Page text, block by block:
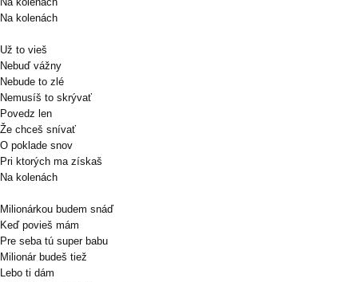
Na kolenách
Už to vieš
Nebuď vážny
Nebude to zlé
Nemusíš to skrývať
Povedz len
Že chceš snívať
O poklade snov
Pri ktorých ma získaš
Na kolenách
Milionárkou budem snáď
Keď povieš mám
Pre seba tú super babu
Milionár budeš tiež
Lebo ti dám